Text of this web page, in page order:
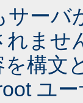
サーバ
れませ
構文
ユ